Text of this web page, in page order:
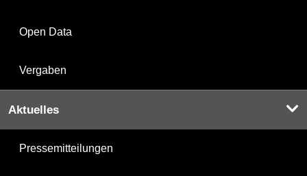
Open Data
Vergaben
Aktuelles
Pressemitteilungen